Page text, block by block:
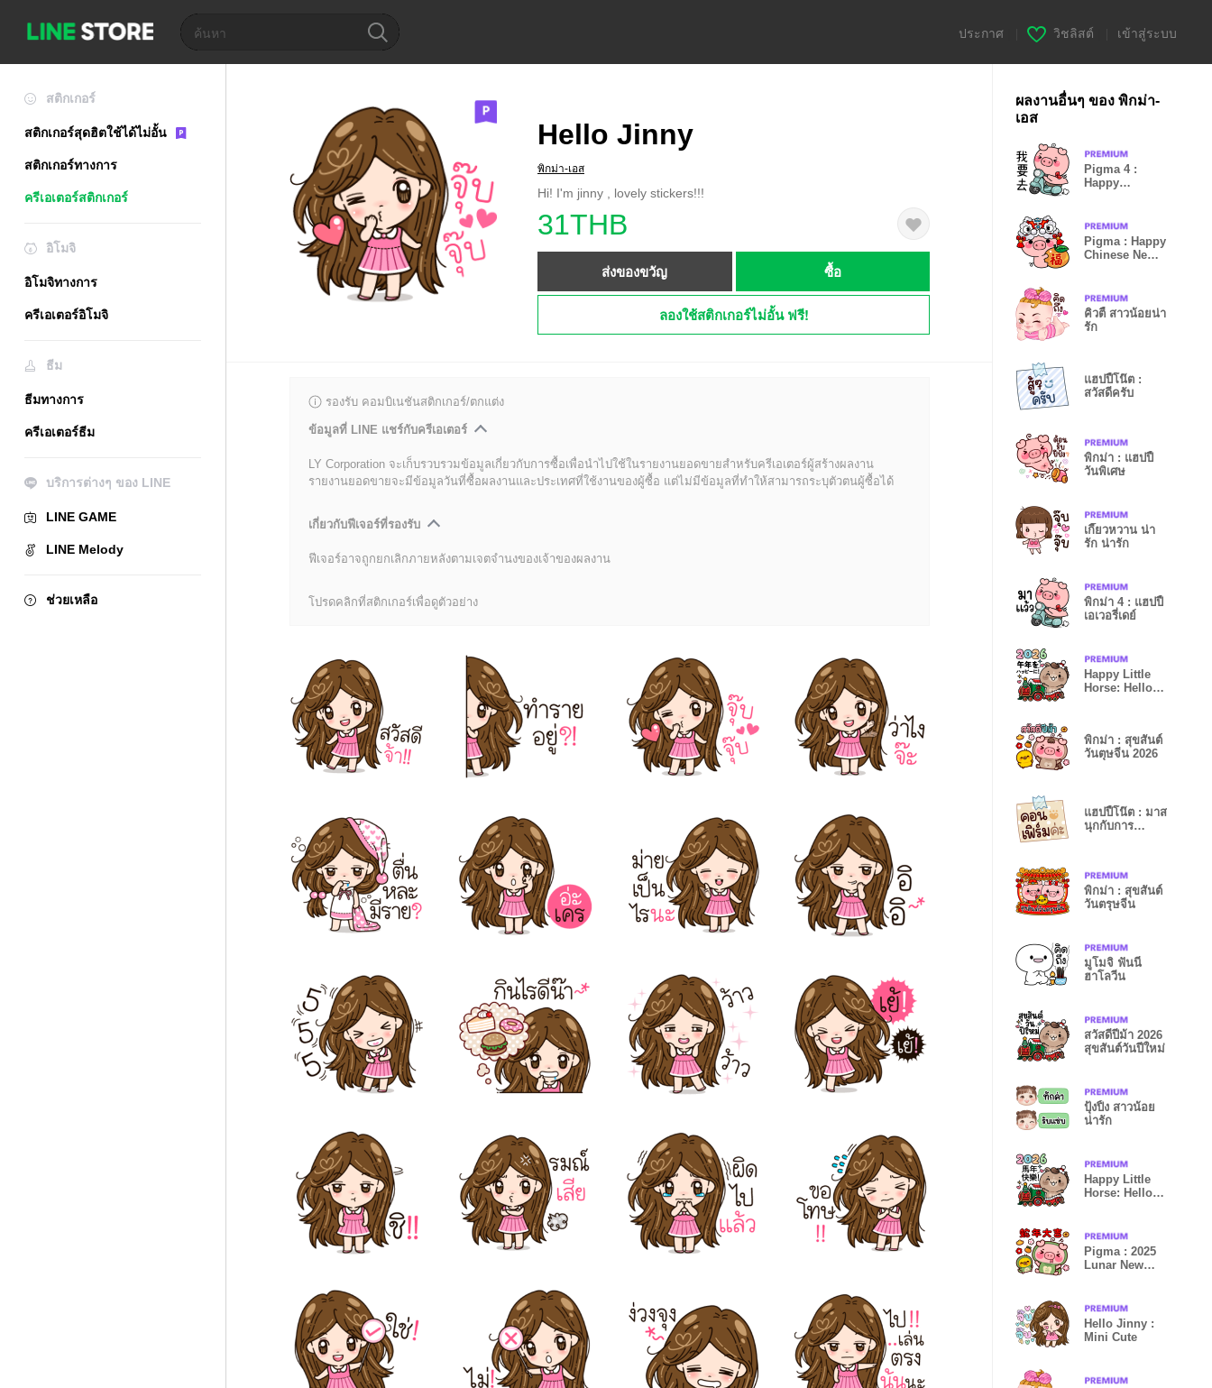
ประกาศ วิชลิสต์ เข้าสู่ระบบ
สติกเกอร์
สติกเกอร์สุดฮิตใช้ได้ไม่อั้น
สติกเกอร์ทางการ
ครีเอเตอร์สติกเกอร์
อิโมจิ
อิโมจิทางการ
ครีเอเตอร์อิโมจิ
ธีม
ธีมทางการ
ครีเอเตอร์ธีม
บริการต่างๆ ของ LINE
LINE GAME
LINE Melody
ช่วยเหลือ
Hello Jinny
พิกม่า-เอส
Hi! I'm jinny , lovely stickers!!!
31THB
ส่งของขวัญ ซื้อ
ลองใช้สติกเกอร์ไม่อั้น ฟรี!
รองรับ คอมบิเนชันสติกเกอร์/ตกแต่ง
ข้อมูลที่ LINE แชร์กับครีเอเตอร์
LY Corporation จะเก็บรวบรวมข้อมูลเกี่ยวกับการซื้อเพื่อนำไปใช้ในรายงานยอดขายสำหรับครีเอเตอร์ผู้สร้างผลงาน
รายงานยอดขายจะมีข้อมูลวันที่ซื้อผลงานและประเทศที่ใช้งานของผู้ซื้อ แต่ไม่มีข้อมูลที่ทำให้สามารถระบุตัวตนผู้ซื้อได้
เกี่ยวกับฟีเจอร์ที่รองรับ
ฟีเจอร์อาจถูกยกเลิกภายหลังตามเจตจำนงของเจ้าของผลงาน
โปรดคลิกที่สติกเกอร์เพื่อดูตัวอย่าง
ผลงานอื่นๆ ของ พิกม่า-
เอส
Pigma 4 :
Happy
Pigma : Happy
Chinese New
คิวตี้ สาวน้อยน่า
รัก
แฮปปี้โน๊ต :
สวัสดีครับ
พิกม่า : แฮปปี้
วันพิเศษ
เกี๊ยวหวาน น่า
รัก น่ารัก
พิกม่า 4 : แฮปปี้
เอเวอรี่เดย์
Happy Little
Horse: Hello
พิกม่า : สุขสันต์
วันตุษจีน 2026
แฮปปี้โน๊ต : มาส
นุกกับการ
พิกม่า : สุขสันต์
วันตรุษจีน
มูโมจิ ฟันนี่
ฮาโลวีน
สวัสดีปีม้า 2026
สุขสันต์วันปีใหม่
ปุ้งปิ้ง สาวน้อย
น่ารัก
Happy Little
Horse: Hello
Pigma : 2025
Lunar New
Hello Jinny :
Mini Cute